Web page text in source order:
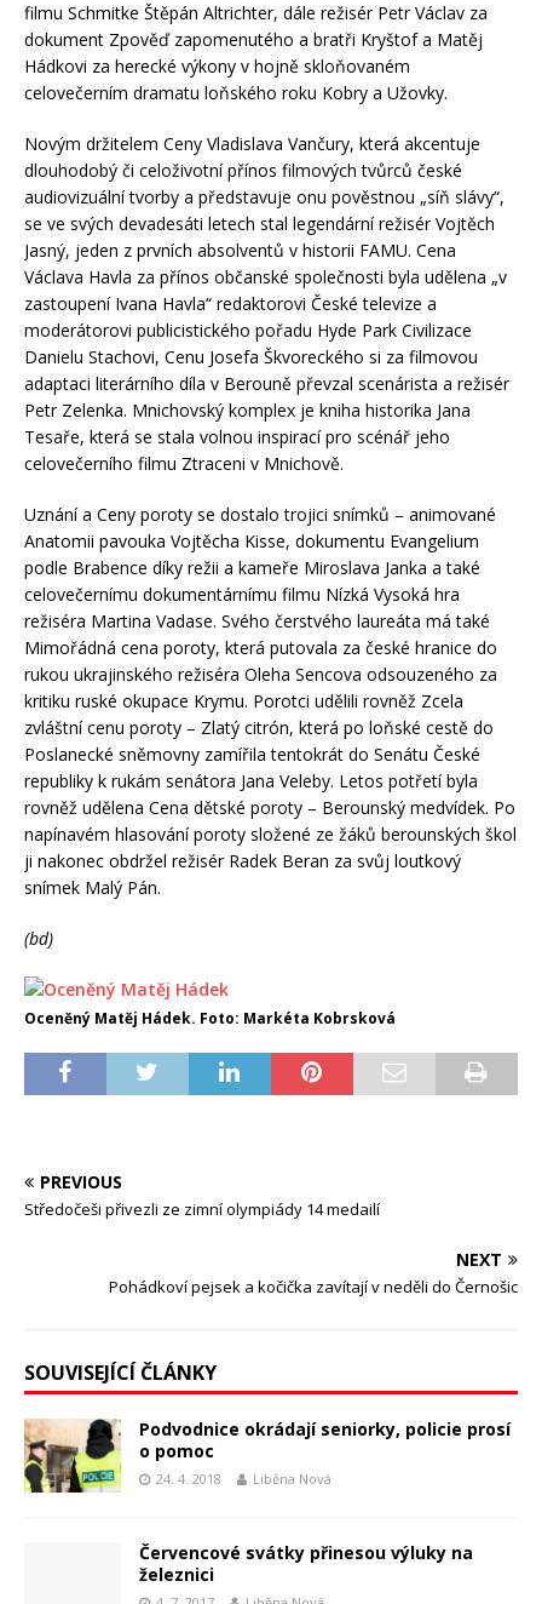
filmu Schmitke Štěpán Altrichter, dále režisér Petr Václav za
dokument Zpověď zapomenutého a bratři Kryštof a Matěj
Hádkovi za herecké výkony v hojně skloňovaném
celovečerním dramatu loňského roku Kobry a Užovky.
Novým držitelem Ceny Vladislava Vančury, která akcentuje
dlouhodobý či celoživotní přínos filmových tvůrců české
audiovizuální tvorby a představuje onu pověstnou „síň slávy“,
se ve svých devadesáti letech stal legendární režisér Vojtěch
Jasný, jeden z prvních absolventů v historii FAMU. Cena
Václava Havla za přínos občanské společnosti byla udělena „v
zastoupení Ivana Havla“ redaktorovi České televize a
moderátorovi publicistického pořadu Hyde Park Civilizace
Danielu Stachovi, Cenu Josefa Škvoreckého si za filmovou
adaptaci literárního díla v Berouně převzal scenárista a režisér
Petr Zelenka. Mnichovský komplex je kniha historika Jana
Tesaře, která se stala volnou inspirací pro scénář jeho
celovečerního filmu Ztraceni v Mnichově.
Uznání a Ceny poroty se dostalo trojici snímků – animované
Anatomii pavouka Vojtěcha Kisse, dokumentu Evangelium
podle Brabence díky režii a kameře Miroslava Janka a také
celovečernímu dokumentárnímu filmu Nízká Vysoká hra
režiséra Martina Vadase. Svého čerstvého laureáta má také
Mimořádná cena poroty, která putovala za české hranice do
rukou ukrajinského režiséra Oleha Sencova odsouzeného za
kritiku ruské okupace Krymu. Porotci udělili rovněž Zcela
zvláštní cenu poroty – Zlatý citrón, která po loňské cestě do
Poslanecké sněmovny zamířila tentokrát do Senátu České
republiky k rukám senátora Jana Veleby. Letos potřetí byla
rovněž udělena Cena dětské poroty – Berounský medvídek. Po
napínavém hlasování poroty složené ze žáků berounských škol
ji nakonec obdržel režisér Radek Beran za svůj loutkový
snímek Malý Pán.
(bd)
Oceněný Matěj Hádek. Foto: Markéta Kobrsková
PREVIOUS
Středočeši přivezli ze zimní olympiády 14 medailí
NEXT
Pohádkoví pejsek a kočička zavítají v neděli do Černošic
SOUVISEJÍCÍ ČLÁNKY
Podvodnice okrádají seniorky, policie prosí
o pomoc
24. 4. 2018 Liběna Nová
Červencové svátky přinesou výluky na
železnici